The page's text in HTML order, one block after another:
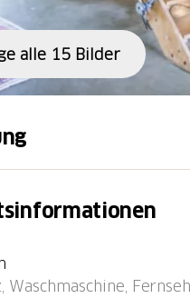
alle 15 Bilder
200 m vom
Raum mit einer
Klavier, ein Schlafsofa
Waschmaschine,